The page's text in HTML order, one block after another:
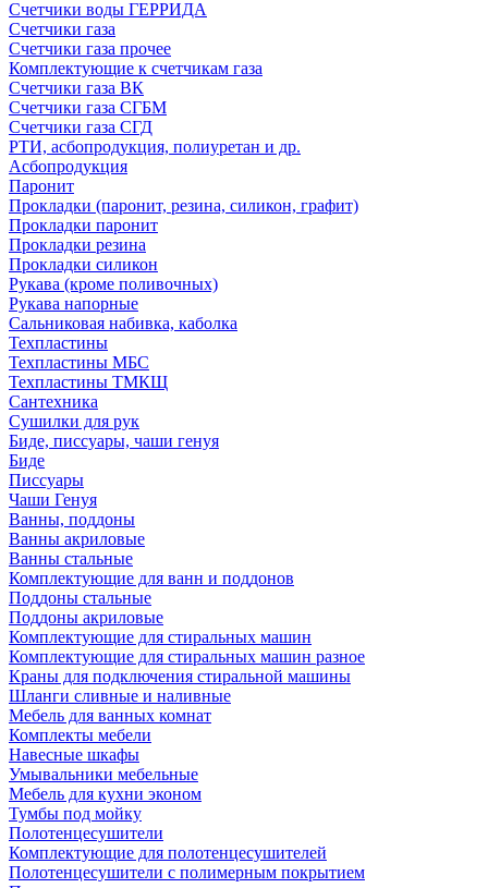
Счетчики воды ГЕРРИДА
Счетчики газа
Счетчики газа прочее
Комплектующие к счетчикам газа
Счетчики газа ВК
Счетчики газа СГБМ
Счетчики газа СГД
РТИ, асбопродукция, полиуретан и др.
Асбопродукция
Паронит
Прокладки (паронит, резина, силикон, графит)
Прокладки паронит
Прокладки резина
Прокладки силикон
Рукава (кроме поливочных)
Рукава напорные
Сальниковая набивка, каболка
Техпластины
Техпластины МБС
Техпластины ТМКЩ
Сантехника
Сушилки для рук
Биде, писсуары, чаши генуя
Биде
Писсуары
Чаши Генуя
Ванны, поддоны
Ванны акриловые
Ванны стальные
Комплектующие для ванн и поддонов
Поддоны стальные
Поддоны акриловые
Комплектующие для стиральных машин
Комплектующие для стиральных машин разное
Краны для подключения стиральной машины
Шланги сливные и наливные
Мебель для ванных комнат
Комплекты мебели
Навесные шкафы
Умывальники мебельные
Мебель для кухни эконом
Тумбы под мойку
Полотенцесушители
Комплектующие для полотенцесушителей
Полотенцесушители с полимерным покрытием